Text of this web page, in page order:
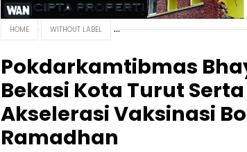
HOME WITHOUT LABEL
Pokdarkamtibmas
Bekasi Kota Turut
Akselerasi Vaksinasi
Ramadhan